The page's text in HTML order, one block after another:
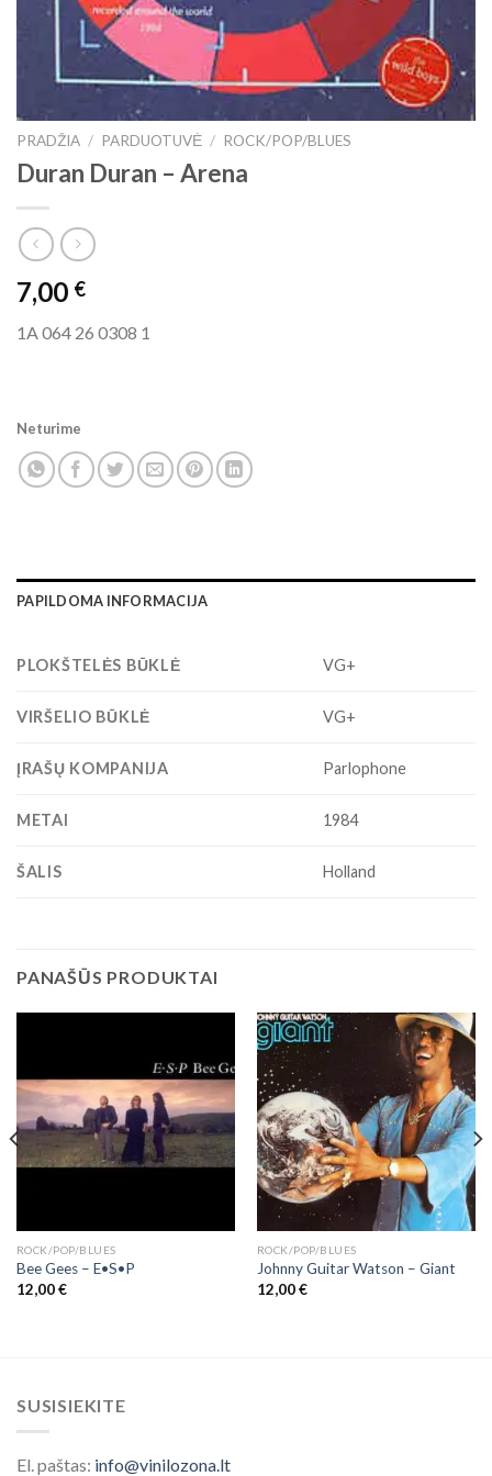
PRADŽIA / PARDUOTUVĖ / ROCK/POP/BLUES
Duran Duran ‎– Arena
7,00 €
1A 064 26 0308 1
Neturime
PAPILDOMA INFORMACIJA
PLOKŠTELĖS BŪKLĖ VG+
VIRŠELIO BŪKLĖ VG+
ĮRAŠŲ KOMPANIJA Parlophone
METAI 1984
ŠALIS Holland
PANAŠŪS PRODUKTAI
ROCK/POP/BLUES
Bee Gees ‎– E•S•P
12,00€
ROCK/POP/BLUES
Johnny Guitar Watson – Giant
12,00€
SUSISIEKITE
El. paštas: info@vinilozona.lt